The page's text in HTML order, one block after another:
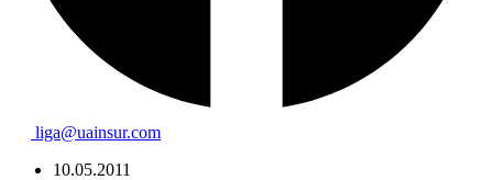
liga@uainsur.com
10.05.2011